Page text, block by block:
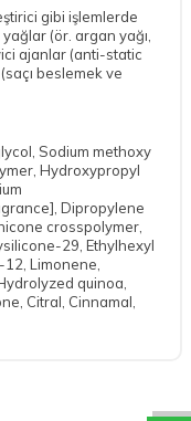
gibi işlemlerde
(ör. argan yağı,
ajanlar (anti-static
beslemek ve
Sodium methoxy
Hydroxypropyl
Dipropylene
crosspolymer,
29, Ethylhexyl
Limonene,
quinoa,
Citral, Cinnamal,